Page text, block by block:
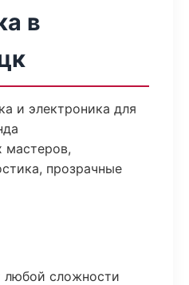
в
и электроника для
мастеров,
прозрачные
любой сложности